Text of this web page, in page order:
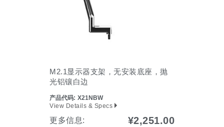
M2.1显示器支架，无安装底座，抛
光铝镶白边
产品代码: X21NBW
View Details & Specs
更多信息: ¥2,251.00